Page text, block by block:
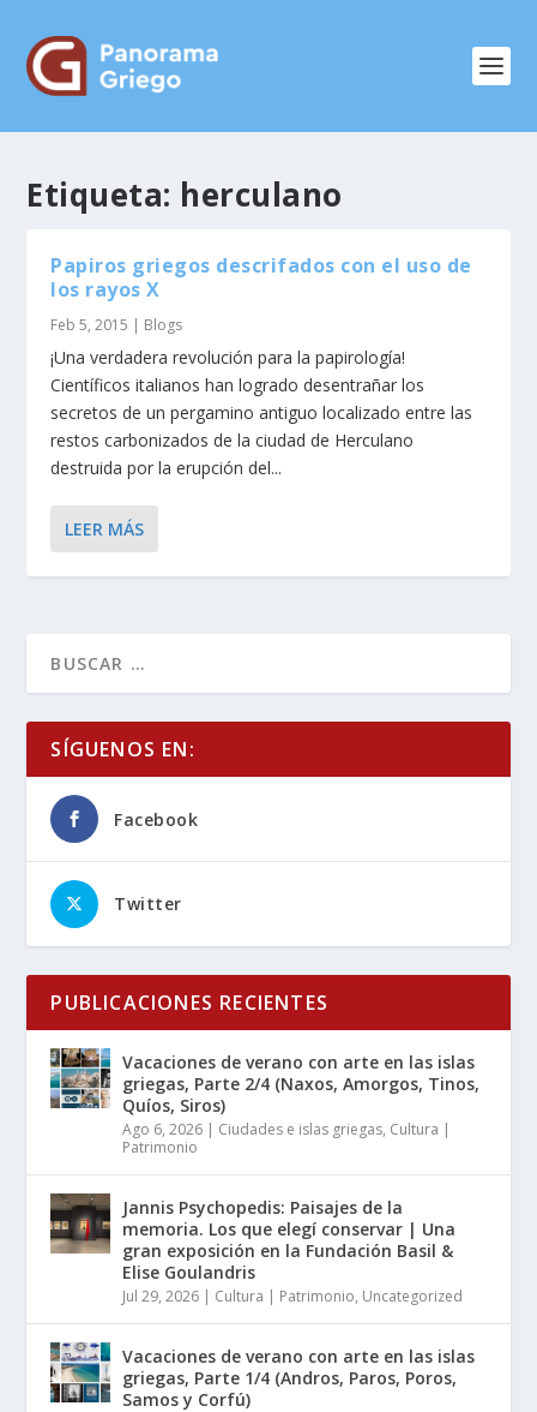
Etiqueta: herculano
Papiros griegos descrifados con el uso de
los rayos X
Feb 5, 2015 | Blogs
¡Una verdadera revolución para la papirología!
Científicos italianos han logrado desentrañar los
secretos de un pergamino antiguo localizado entre las
restos carbonizados de la ciudad de Herculano
destruida por la erupción del...
LEER MÁS
SÍGUENOS EN:
Facebook
Twitter
PUBLICACIONES RECIENTES
Vacaciones de verano con arte en las islas
griegas, Parte 2/4 (Naxos, Amorgos, Tinos,
Quíos, Siros)
Ago 6, 2026 | Ciudades e islas griegas, Cultura |
Patrimonio
Jannis Psychopedis: Paisajes de la
memoria. Los que elegí conservar | Una
gran exposición en la Fundación Basil &
Elise Goulandris
Jul 29, 2026 | Cultura | Patrimonio, Uncategorized
Vacaciones de verano con arte en las islas
griegas, Parte 1/4 (Andros, Paros, Poros,
Samos y Corfú)